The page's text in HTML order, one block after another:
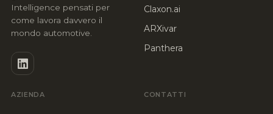
Intelligence pensati per
come lavora davvero il
mondo automotive.
Claxon.ai
ARXivar
Panthera
AZIENDA CONTATTI